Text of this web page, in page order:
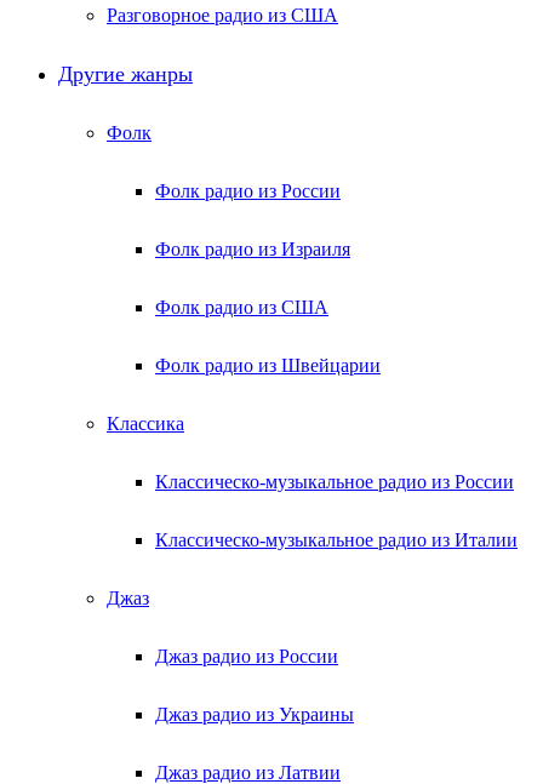
Разговорное радио из США
Другие жанры
Фолк
Фолк радио из России
Фолк радио из Израиля
Фолк радио из США
Фолк радио из Швейцарии
Классика
Классическо-музыкальное радио из России
Классическо-музыкальное радио из Италии
Джаз
Джаз радио из России
Джаз радио из Украины
Джаз радио из Латвии